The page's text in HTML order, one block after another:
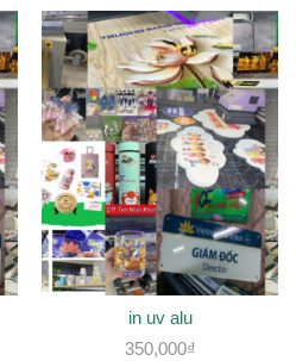
in uv alu
350,000₫